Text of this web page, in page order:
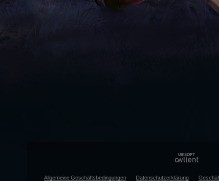
Allgemeine Geschäftsbedingungen Datenschutzerklärung